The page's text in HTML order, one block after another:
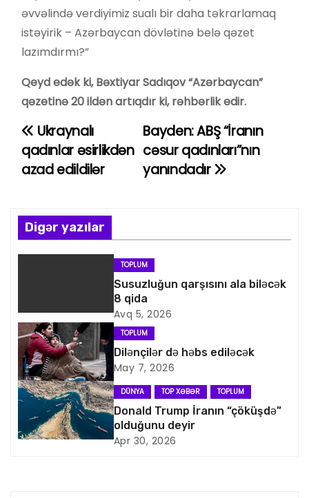
əvvəlində verdiyimiz sualı bir daha təkrarlamaq
istəyirik – Azərbaycan dövlətinə belə qəzet
lazımdırmı?”
Qeyd edək ki, Bəxtiyar Sadıqov “Azərbaycan”
qəzetinə 20 ildən artıqdır ki, rəhbərlik edir.
Y
a
ı
n
v
i
q
a
s
Bayden: ABŞ “İranın
cəsur qadınları”nın
yanındadır
Ukraynalı
qadınlar əsirlikdən
azad edildilər
Digər yazılar
TOPLUM
Susuzluğun qarşısını ala biləcək
8 qida
Avq 5, 2026
TOPLUM
Dilənçilər də həbs ediləcək
May 7, 2026
DÜNYA TOP XƏBƏR TOPLUM
Donald Trump İranın “çöküşdə”
olduğunu deyir
Apr 30, 2026